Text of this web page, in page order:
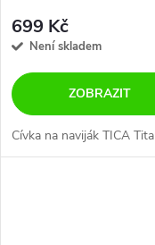
699 Kč
Není skladem
ZOBRAZIT
Cívka na naviják TICA